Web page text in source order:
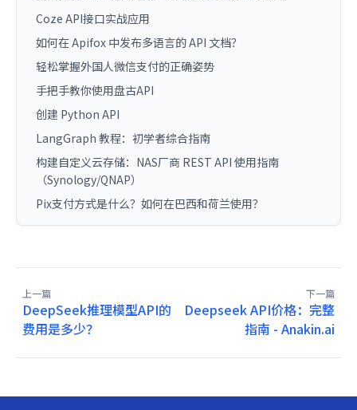
Coze API接口实战应用
如何在 Apifox 中发布多语言的 API 文档？
轻松掌握外国人微信支付的正确姿势
手把手教你使用盘古API
创建 Python API
LangGraph 教程：初学者综合指南
构建自定义云存储：NAS厂商 REST API 使用指南
（Synology/QNAP）
Pix支付方式是什么？如何在巴西和荷兰使用？
上一篇
DeepSeek推理模型API的
费用是多少？
下一篇
Deepseek API价格：完整
指南 - Anakin.ai